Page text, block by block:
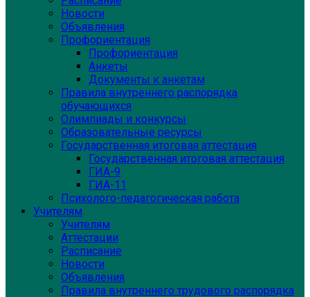
Новости
Объявления
Профориентация
Профориентация
Анкеты
Документы к анкетам
Правила внутреннего распорядка
обучающихся
Олимпиады и конкурсы
Образовательные ресурсы
Государственная итоговая аттестация
Государственная итоговая аттестация
ГИА-9
ГИА-11
Психолого-педагогическая работа
Учителям
Учителям
Аттестации
Расписание
Новости
Объявления
Правила внутреннего трудового распорядка